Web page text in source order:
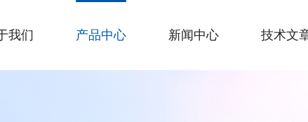
我们 产品中心 新闻中心 技术文